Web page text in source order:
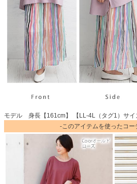
モデル 身長【161cm】 【LL-4L（タグ1）サイ
-このアイテムを使ったコー